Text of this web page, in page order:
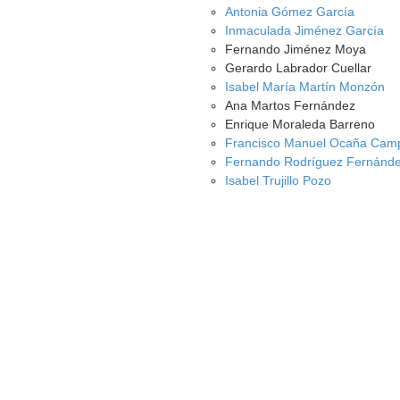
Antonia Gómez García
Inmaculada Jiménez García
Fernando Jiménez Moya
Gerardo Labrador Cuellar
Isabel María Martín Monzón
Ana Martos Fernández
Enrique Moraleda Barreno
Francisco Manuel Ocaña
Fernando Rodríguez
Isabel Trujillo Pozo